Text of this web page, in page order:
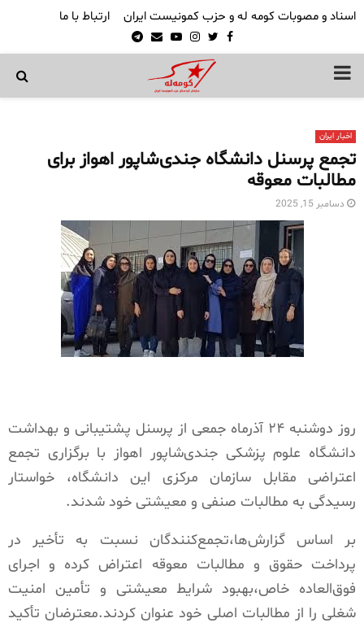
اسناد و مصوبات کومه له و حزب کمونیست ایران ارتباط با ما
Facebook
Twitter
Instagram
Youtube
Email
Telegram
PRIMARY
اخبار ایران
تجمع پرسنل دانشگاه جندی‌شاپور اهواز برای
مطالبات معوقه
دسامبر 15, 2025
روز دوشنبه ۲۴ آذرماه جمعی از پرسنل پشتیبانی و بهداشت
دانشگاه علوم پزشکی جندی‌شاپور اهواز با برگزاری تجمع
اعتراضی مقابل سازمان مرکزی این دانشگاه، خواستار
رسیدگی به مطالبات صنفی و معیشتی خود شدند.
بر اساس گزارش‌ها،تجمع‌کنندگان نسبت به تأخیر در
پرداخت حقوق و مطالبات معوقه اعتراض کرده و اجرای
فوق‌العاده خاص،بهبود شرایط معیشتی و تأمین امنیت
شغلی را از مطالبات اصلی خود عنوان کردند.معترضان تأکید